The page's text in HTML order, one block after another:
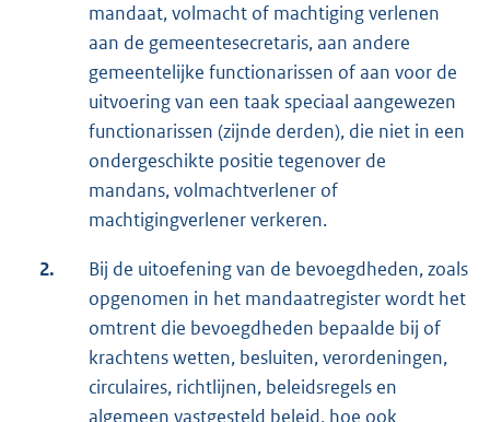
mandaat, volmacht of machtiging verlenen
aan de gemeentesecretaris, aan andere
gemeentelijke functionarissen of aan voor de
uitvoering van een taak speciaal aangewezen
functionarissen (zijnde derden), die niet in een
ondergeschikte positie tegenover de
mandans, volmachtverlener of
machtigingverlener verkeren.
2.
Bij de uitoefening van de bevoegdheden, zoals
opgenomen in het mandaatregister wordt het
omtrent die bevoegdheden bepaalde bij of
krachtens wetten, besluiten, verordeningen,
circulaires, richtlijnen, beleidsregels en
algemeen vastgesteld beleid, hoe ook